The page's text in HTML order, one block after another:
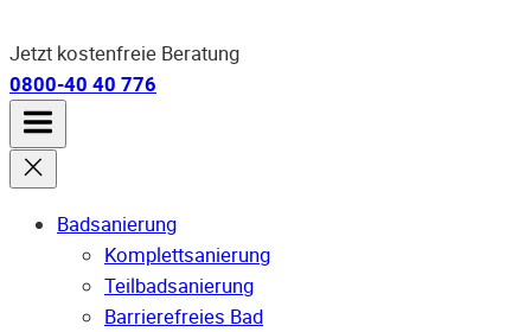
Jetzt kostenfreie Beratung
0800-40 40 776
Badsanierung
Komplettsanierung
Teilbadsanierung
Barrierefreies Bad